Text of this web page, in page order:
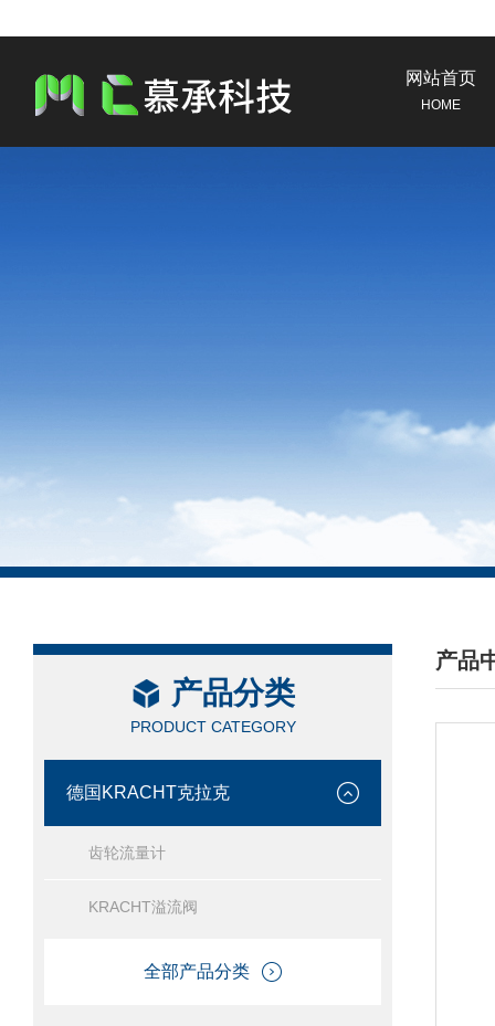
网站首页
HOME
产品分类
PRODUCT CATEGORY
德国KRACHT克拉克
齿轮流量计
KRACHT溢流阀
全部产品分类
产品
/